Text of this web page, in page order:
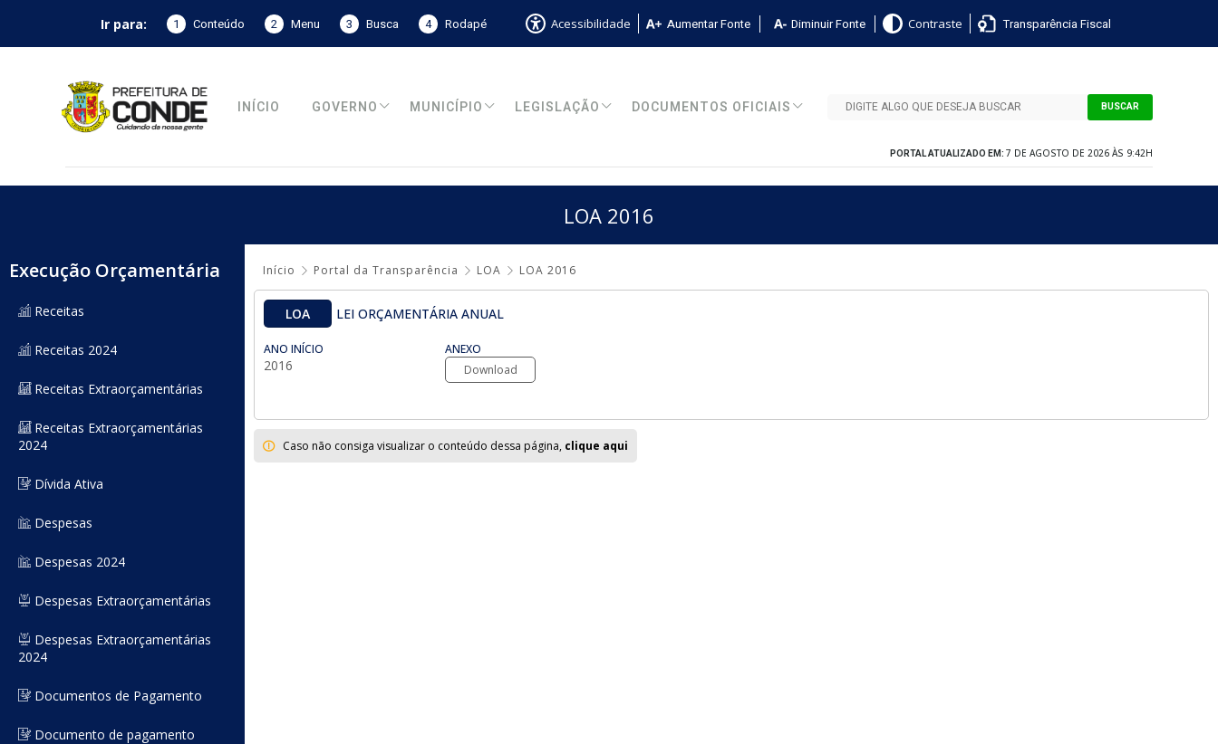
Ir para: 1 Conteúdo 2 Menu 3 Busca 4 Rodapé Acessibilidade Aumentar Fonte Diminuir Fonte Contraste Transparência Fiscal
INÍCIO GOVERNO MUNICÍPIO LEGISLAÇÃO DOCUMENTOS OFICIAIS BUSCAR
PORTAL ATUALIZADO EM: 7 DE AGOSTO DE 2026 ÀS 9:42H
LOA 2016
Início Portal da Transparência LOA LOA 2016
Execução Orçamentária
Receitas
Receitas 2024
Receitas Extraorçamentárias
Receitas Extraorçamentárias
2024
Dívida Ativa
Despesas
Despesas 2024
Despesas Extraorçamentárias
Despesas Extraorçamentárias
2024
Documentos de Pagamento
Documento de pagamento
LOA LEI ORÇAMENTÁRIA ANUAL
ANO INÍCIO
2016
ANEXO
Download
Caso não consiga visualizar o conteúdo dessa página, clique aqui